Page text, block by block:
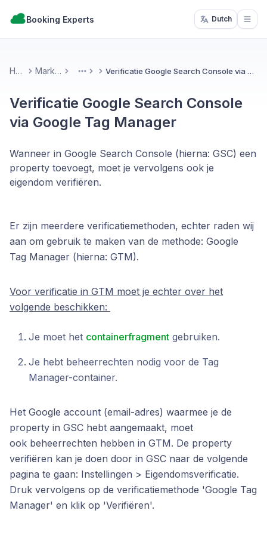
Booking Experts Dutch
Home Marketing More Verificatie Google Search Console via Google Tag Manager
Verificatie Google Search Console
via Google Tag Manager
Wanneer in Google Search Console (hierna: GSC) een
property toevoegt, moet je vervolgens ook je
eigendom verifiëren.
Er zijn meerdere verificatiemethoden, echter raden wij
aan om gebruik te maken van de methode: Google
Tag Manager (hierna: GTM).
Voor verificatie in GTM moet je echter over het
volgende beschikken:
Je moet het containerfragment gebruiken.
Je hebt beheerrechten nodig voor de Tag
Manager-container.
Het Google account (email-adres) waarmee je de
property in GSC hebt aangemaakt, moet
ook beheerrechten hebben in GTM. De property
verifiëren kan je doen door in GSC naar de volgende
pagina te gaan: Instellingen > Eigendomsverificatie.
Druk vervolgens op de verificatiemethode 'Google Tag
Manager' en klik op 'Verifiëren'.